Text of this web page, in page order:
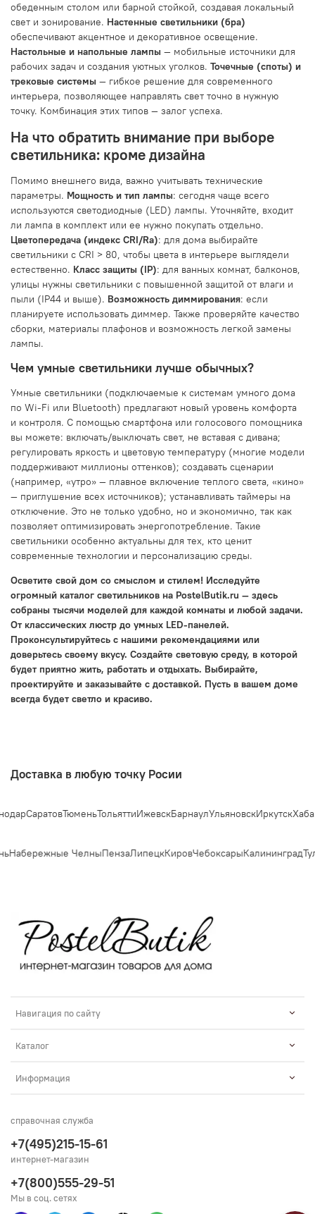
обеденным столом или барной стойкой, создавая локальный
свет и зонирование. Настенные светильники (бра)
обеспечивают акцентное и декоративное освещение.
Настольные и напольные лампы — мобильные источники для
рабочих задач и создания уютных уголков. Точечные (споты) и
трековые системы — гибкое решение для современного
интерьера, позволяющее направлять свет точно в нужную
точку. Комбинация этих типов — залог успеха.
На что обратить внимание при выборе
светильника: кроме дизайна
Помимо внешнего вида, важно учитывать технические
параметры. Мощность и тип лампы: сегодня чаще всего
используются светодиодные (LED) лампы. Уточняйте, входит
ли лампа в комплект или ее нужно покупать отдельно.
Цветопередача (индекс CRI/Ra): для дома выбирайте
светильники с CRI > 80, чтобы цвета в интерьере выглядели
естественно. Класс защиты (IP): для ванных комнат, балконов,
улицы нужны светильники с повышенной защитой от влаги и
пыли (IP44 и выше). Возможность диммирования: если
планируете использовать диммер. Также проверяйте качество
сборки, материалы плафонов и возможность легкой замены
лампы.
Чем умные светильники лучше обычных?
Умные светильники (подключаемые к системам умного дома
по Wi-Fi или Bluetooth) предлагают новый уровень комфорта
и контроля. С помощью смартфона или голосового помощника
вы можете: включать/выключать свет, не вставая с дивана;
регулировать яркость и цветовую температуру (многие модели
поддерживают миллионы оттенков); создавать сценарии
(например, «утро» — плавное включение теплого света, «кино»
— приглушение всех источников); устанавливать таймеры на
отключение. Это не только удобно, но и экономично, так как
позволяет оптимизировать энергопотребление. Такие
светильники особенно актуальны для тех, кто ценит
современные технологии и персонализацию среды.
Осветите свой дом со смыслом и стилем! Исследуйте
огромный каталог светильников на PostelButik.ru — здесь
собраны тысячи моделей для каждой комнаты и любой задачи.
От классических люстр до умных LED-панелей.
Проконсультируйтесь с нашими рекомендациями или
доверьтесь своему вкусу. Создайте световую среду, в которой
будет приятно жить, работать и отдыхать. Выбирайте,
проектируйте и заказывайте с доставкой. Пусть в вашем доме
всегда будет светло и красиво.
Доставка в любую точку Росии
СаратовТюменьТольяттиИжевскБарнаулУльяновскИркутск
Набережные ЧелныПензаЛипецкКировЧебоксарыКалининград
Навигация по сайту
Каталог
Информация
справочная служба
+7(495)215-15-61
интернет-магазин
+7(800)555-29-51
Мы в соц. сетях